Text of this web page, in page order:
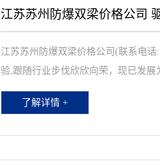
江苏苏州防爆双梁价格公司
江苏苏州防爆双梁价格公司(联系电
验,跟随行业步伐欣欣向荣，现已发展
了解详情 +